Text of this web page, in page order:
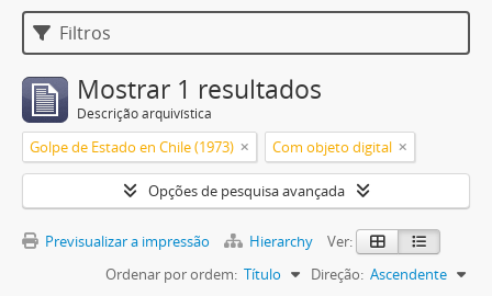
Filtros
Mostrar 1 resultados
Descrição arquivística
Golpe de Estado en Chile (1973) Com objeto digital
Opções de pesquisa avançada
Previsualizar a impressão Hierarchy
Ver:
Ordenar por ordem: Título Direção: Ascendente